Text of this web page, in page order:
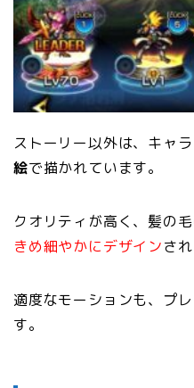
ストーリー以外は、キャ
絵で描かれています。
クオリティが高く、髪の
きめ細やかにデザインさ
適度なモーションも、プ
す。